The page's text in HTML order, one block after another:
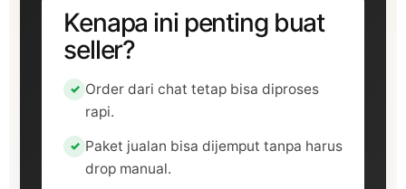
Kenapa ini penting buat
seller?
Order dari chat tetap bisa diproses
rapi.
Paket jualan bisa dijemput tanpa harus
drop manual.